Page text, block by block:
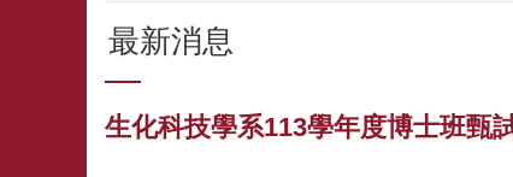
最新消息
生化科技學系113學年度博士班甄